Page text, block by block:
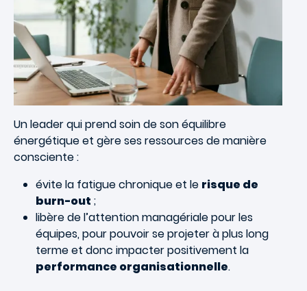
Un leader qui prend soin de son équilibre
énergétique et gère ses ressources de manière
consciente :
évite la fatigue chronique et le risque de
burn-out ;
libère de l’attention managériale pour les
équipes, pour pouvoir se projeter à plus long
terme et donc impacter positivement la
performance organisationnelle.